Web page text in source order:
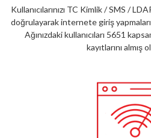
Kullanıcılarınızı TC Kimlik / SMS /
doğrulayarak internete giriş
Ağınızdaki kullanıcıları 5651
kayıtlarını almış